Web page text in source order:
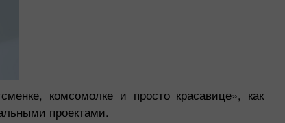
комсомолке и просто красавице», как
проектами.